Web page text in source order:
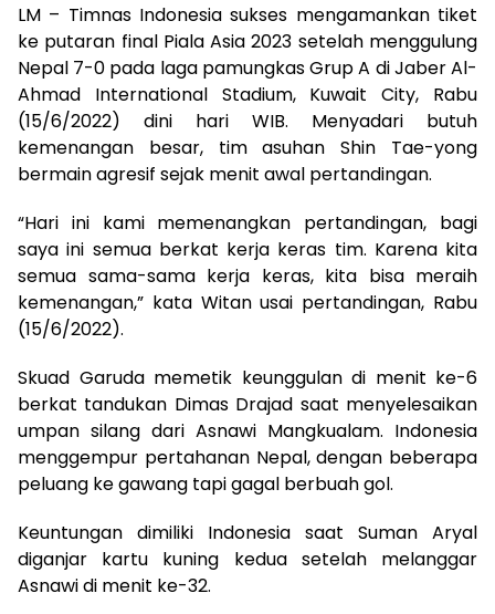
LM – Timnas Indonesia sukses mengamankan tiket
ke putaran final Piala Asia 2023 setelah menggulung
Nepal 7-0 pada laga pamungkas Grup A di Jaber Al-
Ahmad International Stadium, Kuwait City, Rabu
(15/6/2022) dini hari WIB. Menyadari butuh
kemenangan besar, tim asuhan Shin Tae-yong
bermain agresif sejak menit awal pertandingan.
“Hari ini kami memenangkan pertandingan, bagi
saya ini semua berkat kerja keras tim. Karena kita
semua sama-sama kerja keras, kita bisa meraih
kemenangan,” kata Witan usai pertandingan, Rabu
(15/6/2022).
Skuad Garuda memetik keunggulan di menit ke-6
berkat tandukan Dimas Drajad saat menyelesaikan
umpan silang dari Asnawi Mangkualam. Indonesia
menggempur pertahanan Nepal, dengan beberapa
peluang ke gawang tapi gagal berbuah gol.
Keuntungan dimiliki Indonesia saat Suman Aryal
diganjar kartu kuning kedua setelah melanggar
Asnawi di menit ke-32.